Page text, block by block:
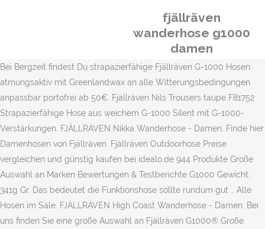
fjällräven
wanderhose g1000
damen
Bei Bergzeit findest Du strapazierfähige Fjällräven G-1000 Hosen
atmungsaktiv mit Greenlandwax an alle Witterungsbedingungen
anpassbar portofrei ab 50€. Fjällräven Nils Trousers taupe F81752
Strapazierfähige Hose aus weichem G-1000 Silent mit G-1000-
Verstärkungen. FJÄLLRÄVEN Nikka Wanderhose - Damen. Finde hier
Damenhosen von Fjällräven. Fjällräven Outdoorhose Preise
vergleichen und günstig kaufen bei idealo.de 944 Produkte Große
Auswahl an Marken Bewertungen & Testberichte G1000 Gewicht:
341g Gr. Das bedeutet die Funktionshose sollte rundum gut … Alle
Hosen im Sale. FJÄLLRÄVEN High Coast Wanderhose - Damen. Bei
uns finden Sie eine große Auswahl an Fjällräven G1000® Große